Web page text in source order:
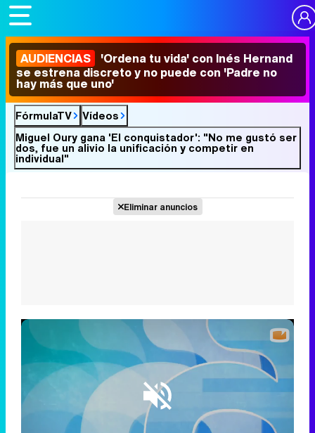
AUDIENCIAS 'Ordena tu vida' con Inés Hernand
se estrena discreto y no puede con 'Padre no
hay más que uno'
FórmulaTV
Vídeos
Miguel Oury gana 'El conquistador': "No me gustó ser
dos, fue un alivio la unificación y competir en
individual"
Eliminar anuncios